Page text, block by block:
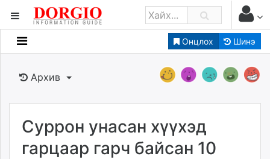
Онцлох Шинэ
Мэдээллийн
Банк санхүү
Бизнес ААН
Төрийн
Нийслэлийн
Архив
Суррон унасан хүүхэд
гарцаар гарч байсан 10